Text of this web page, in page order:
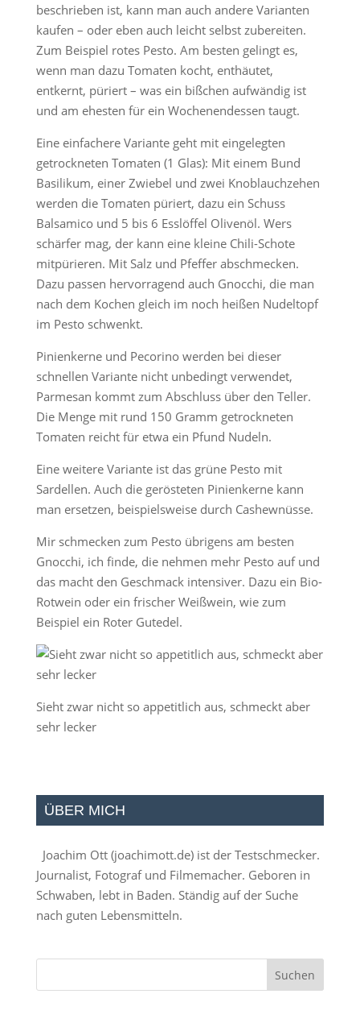
beschrieben ist, kann man auch andere Varianten
kaufen – oder eben auch leicht selbst zubereiten.
Zum Beispiel rotes Pesto. Am besten gelingt es,
wenn man dazu Tomaten kocht, enthäutet,
entkernt, püriert – was ein bißchen aufwändig ist
und am ehesten für ein Wochenendessen taugt.
Eine einfachere Variante geht mit eingelegten
getrockneten Tomaten (1 Glas): Mit einem Bund
Basilikum, einer Zwiebel und zwei Knoblauchzehen
werden die Tomaten püriert, dazu ein Schuss
Balsamico und 5 bis 6 Esslöffel Olivenöl. Wers
schärfer mag, der kann eine kleine Chili-Schote
mitpürieren. Mit Salz und Pfeffer abschmecken.
Dazu passen hervorragend auch Gnocchi, die man
nach dem Kochen gleich im noch heißen Nudeltopf
im Pesto schwenkt.
Pinienkerne und Pecorino werden bei dieser
schnellen Variante nicht unbedingt verwendet,
Parmesan kommt zum Abschluss über den Teller.
Die Menge mit rund 150 Gramm getrockneten
Tomaten reicht für etwa ein Pfund Nudeln.
Eine weitere Variante ist das grüne Pesto mit
Sardellen. Auch die gerösteten Pinienkerne kann
man ersetzen, beispielsweise durch Cashewnüsse.
Mir schmecken zum Pesto übrigens am besten
Gnocchi, ich finde, die nehmen mehr Pesto auf und
das macht den Geschmack intensiver. Dazu ein Bio-
Rotwein oder ein frischer Weißwein, wie zum
Beispiel ein Roter Gutedel.
Sieht zwar nicht so appetitlich aus, schmeckt aber
sehr lecker
ÜBER MICH
Joachim Ott (joachimott.de) ist der Testschmecker.
Journalist, Fotograf und Filmemacher. Geboren in
Schwaben, lebt in Baden. Ständig auf der Suche
nach guten Lebensmitteln.